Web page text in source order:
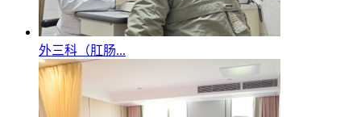
外三科（肛肠...